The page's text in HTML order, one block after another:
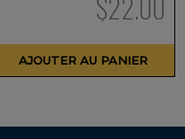
AJOUTER AU PANIER